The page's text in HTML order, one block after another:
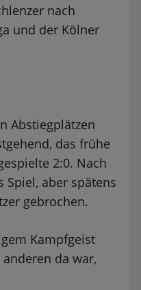
nach
und der Kölner
Abstiegplätzen
das frühe
2:0. Nach
aber spätens
gebrochen.
Kampfgeist
da war,